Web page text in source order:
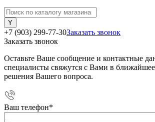
+7 (903) 299-77-30Заказать звонок
Заказать звонок
Оставьте Ваше сообщение и контактные
специалисты свяжутся с Вами в ближайшее
решения Вашего вопроса.
Ваш телефон*